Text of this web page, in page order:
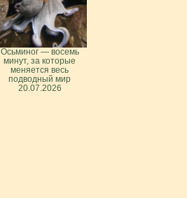
Осьминог — восемь
минут, за которые
меняется весь
подводный мир
20.07.2026